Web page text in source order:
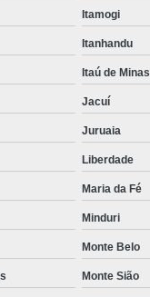
Itamogi
Itanhandu
Itaú de Minas
Jacuí
Juruaia
Liberdade
Maria da Fé
Minduri
Monte Belo
Monte Sião